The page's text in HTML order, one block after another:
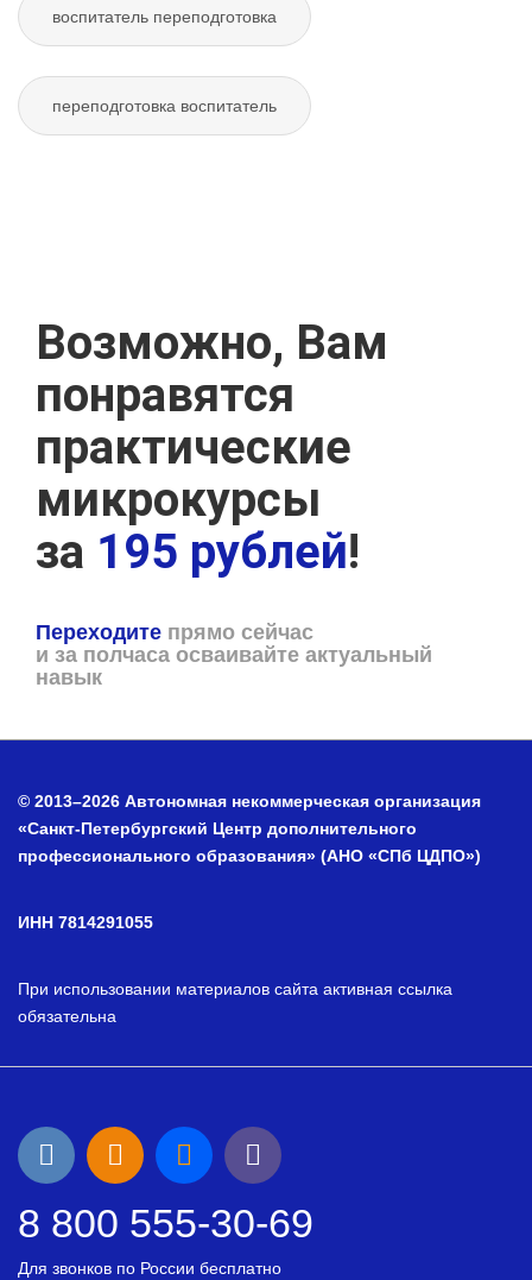
воспитатель переподготовка
переподготовка воспитатель
Возможно, Вам
понравятся
практические
микрокурсы
за 195 рублей!
Переходите прямо сейчас
и за полчаса осваивайте актуальный
навык
© 2013–2026 Автономная некоммерческая организация
«Санкт-Петербургский Центр дополнительного
профессионального образования» (АНО «СПб ЦДПО»)
ИНН 7814291055
При использовании материалов сайта активная ссылка
обязательна
8 800 555-30-69
Для звонков по России бесплатно